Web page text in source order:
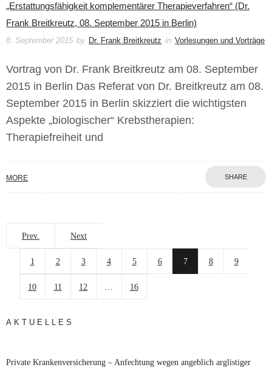
„Erstattungsfähigkeit komplementärer Therapieverfahren“ (Dr.
Frank Breitkreutz, 08. September 2015 in Berlin)
8. September 2015 by Dr. Frank Breitkreutz in Vorlesungen und Vorträge
Vortrag von Dr. Frank Breitkreutz am 08. September
2015 in Berlin Das Referat von Dr. Breitkreutz am 08.
September 2015 in Berlin skizziert die wichtigsten
Aspekte „biologischer“ Krebstherapien:
Therapiefreiheit und
MORE SHARE
Prev. Next
1 2 3 4 5 6 7 8 9
10 11 12 … 16
AKTUELLES
Private Krankenversicherung – Anfechtung wegen angeblich arglistiger